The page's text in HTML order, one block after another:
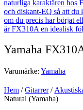
Yamaha
Varumärke: Yamaha
Hem /Gitarrer/
Natural (Yamaha)